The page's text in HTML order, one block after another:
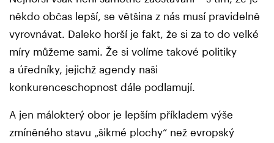
někdo občas lepší, se většina z nás musí pravidelně
vyrovnávat. Daleko horší je fakt, že si za to do velké
míry můžeme sami. Že si volíme takové politiky
a úředníky, jejichž agendy naši
konkurenceschopnost dále podlamují.
A jen málokterý obor je lepším příkladem výše
zmíněného stavu „šikmé plochy“ než evropský